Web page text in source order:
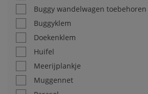
Buggy wandelwagen toebehoren
Buggyklem
Doekenklem
Huifel
Meerijplankje
Muggennet